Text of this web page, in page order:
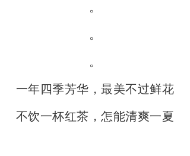
。
。
。
一年四季芳华，最美不过鲜花
不饮一杯红茶，怎能清爽一夏